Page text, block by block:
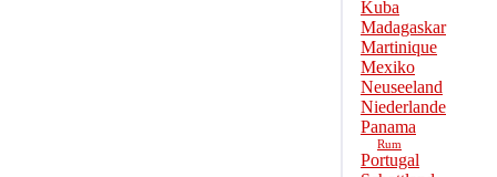
Kuba
Madagaskar
Martinique
Mexiko
Neuseeland
Niederlande
Panama
Rum
Portugal